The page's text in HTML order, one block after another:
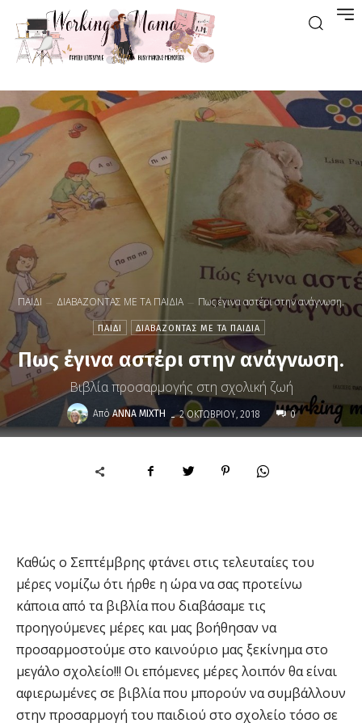
ΠΑΙΔΙ ΔΙΑΒΑΖΟΝΤΑΣ ΜΕ ΤΑ ΠΑΙΔΙΑ Πως έγινα αστέρι στην ανάγνωση.
ΠΑΙΔΙ ΔΙΑΒΑΖΟΝΤΑΣ ΜΕ ΤΑ ΠΑΙΔΙΑ
Πως έγινα αστέρι στην ανάγνωση.
Βιβλία προσαρμογής στη σχολική ζωή
Από ΆΝΝΑ ΜΊΧΤΗ - 2 ΟΚΤΩΒΡΊΟΥ, 2018 0
Καθώς ο Σεπτέμβρης φτάνει στις τελευταίες του
μέρες νομίζω ότι ήρθε η ώρα να σας προτείνω
κάποια από τα βιβλία που διαβάσαμε τις
προηγούμενες μέρες και μας βοήθησαν να
προσαρμοστούμε στο καινούριο μας ξεκίνημα στο
μεγάλο σχολείο!!! Οι επόμενες μέρες λοιπόν θα είναι
αφιερωμένες σε βιβλία που μπορούν να συμβάλλουν
στην προσαρμογή του παιδιού στο σχολείο τόσο σε